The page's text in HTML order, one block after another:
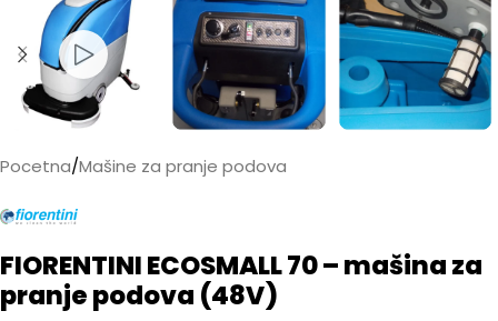
Pocetna/Mašine za pranje podova
FIORENTINI ECOSMALL 70 – mašina za
pranje podova (48V)